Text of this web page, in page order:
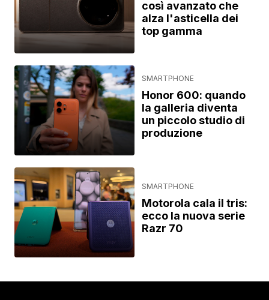
così avanzato che
alza l'asticella dei
top gamma
SMARTPHONE
Honor 600: quando
la galleria diventa
un piccolo studio di
produzione
SMARTPHONE
Motorola cala il tris:
ecco la nuova serie
Razr 70